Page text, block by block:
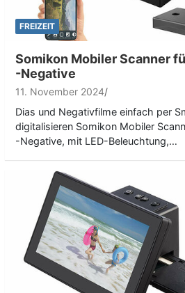
FREIZEIT
Somikon Mobiler Scanner
-Negative
11. November 2024
Dias und Negativfilme einfach per
digitalisieren Somikon Mobiler
-Negative, mit LED-Beleuchtung,…